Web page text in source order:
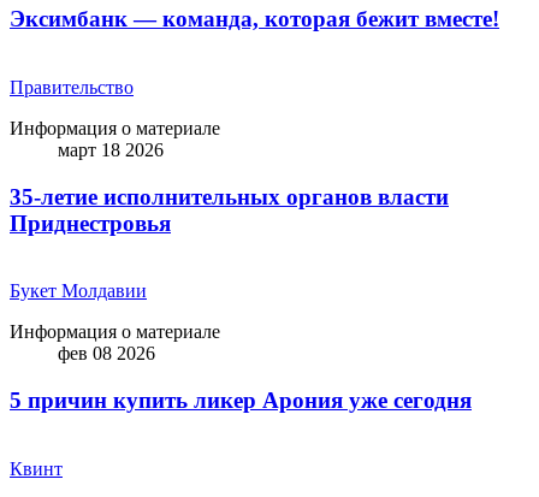
Эксимбанк — команда, которая бежит вместе!
Правительство
Информация о материале
март 18 2026
35-летие исполнительных органов власти
Приднестровья
Букет Молдавии
Информация о материале
фев 08 2026
5 причин купить ликep Арония уже сегодня
Квинт